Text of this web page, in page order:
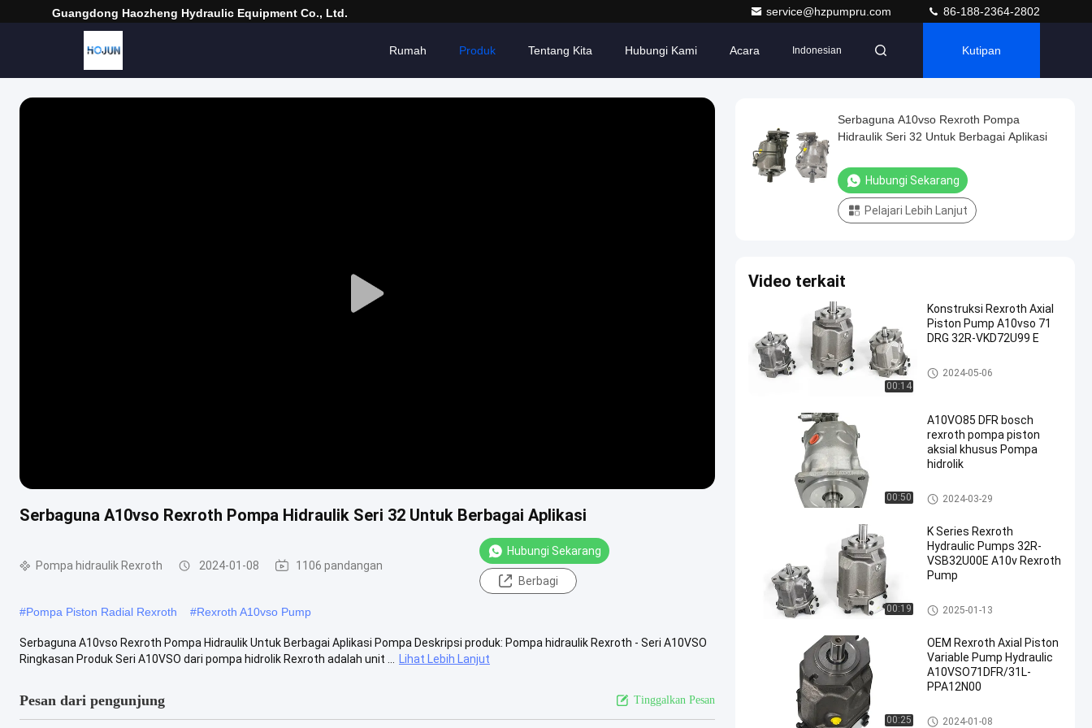
Guangdong Haozheng Hydraulic Equipment Co., Ltd. service@hzpumpru.com 86-188-2364-2802
Rumah Produk Tentang Kita Hubungi Kami Acara Indonesian Kutipan
Play
Serbaguna A10vso Rexroth Pompa Hidraulik Seri 32 Untuk Berbagai Aplikasi
Pompa hidraulik Rexroth 2024-01-08 1106 pandangan
Hubungi Sekarang
Berbagi
#Pompa Piston Radial Rexroth #Rexroth A10vso Pump
Serbaguna A10vso Rexroth Pompa Hidraulik Untuk Berbagai Aplikasi Pompa Deskripsi produk: Pompa hidraulik Rexroth - Seri A10VSO
Ringkasan Produk Seri A10VSO dari pompa hidrolik Rexroth adalah unit ...
Lihat Lebih Lanjut
Pesan dari pengunjung Tinggalkan Pesan
Serbaguna A10vso Rexroth Pompa
Hidraulik Seri 32 Untuk Berbagai Aplikasi
Hubungi Sekarang
Pelajari Lebih Lanjut
Video terkait
00:14
Konstruksi Rexroth Axial
Piston Pump A10vso 71
DRG 32R-VKD72U99 E
Pompa hidraulik Rexroth
2024-05-06
00:50
A10VO85 DFR bosch
rexroth pompa piston
aksial khusus Pompa
hidrolik
Pompa hidraulik Rexroth
2024-03-29
00:19
K Series Rexroth
Hydraulic Pumps 32R-
VSB32U00E A10v Rexroth
Pump
Pompa hidraulik Rexroth
2025-01-13
00:25
OEM Rexroth Axial Piston
Variable Pump Hydraulic
A10VSO71DFR/31L-
PPA12N00
Pompa hidraulik Rexroth
2024-01-08